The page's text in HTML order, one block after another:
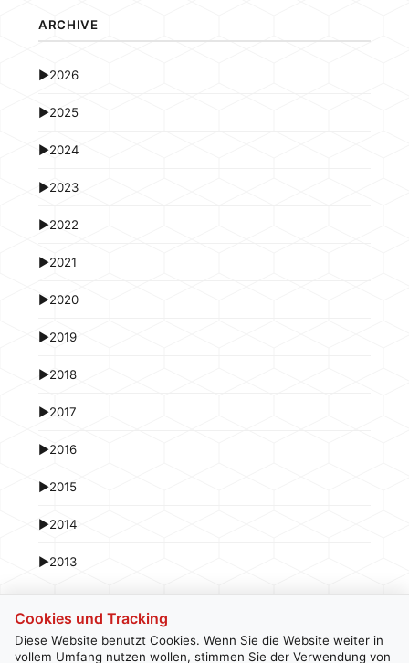
ARCHIVE
►2026
►2025
►2024
►2023
►2022
►2021
►2020
►2019
►2018
►2017
►2016
►2015
►2014
►2013
Cookies und Tracking
Diese Website benutzt Cookies. Wenn Sie die Website weiter in
vollem Umfang nutzen wollen, stimmen Sie der Verwendung von